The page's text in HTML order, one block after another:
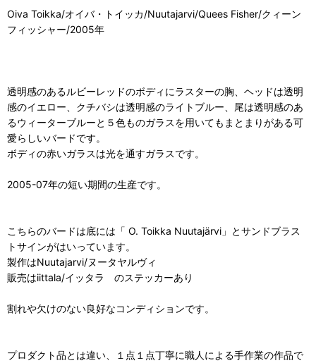
Oiva Toikka/オイバ・トイッカ/Nuutajarvi/Quees Fisher/クィーン
フィッシャー/2005年
透明感のあるルビーレッドのボディにラスターの胸、ヘッドは透明
感のイエロー、クチバシは透明感のライトブルー、尾は透明感のあ
るウィーターブルーと５色ものガラスを用いてもまとまりがある可
愛らしいバードです。
ボディの赤いガラスは光を通すガラスです。
2005-07年の短い期間の生産です。
こちらのバードは底には「 O. Toikka Nuutajärvi」とサンドブラス
トサインがはいっています。
製作はNuutajarvi/ヌータヤルヴィ
販売はiittala/イッタラ のステッカーあり
割れや欠けのない良好なコンディションです。
プロダクト品とは違い、１点１点丁寧に職人による手作業の作品で